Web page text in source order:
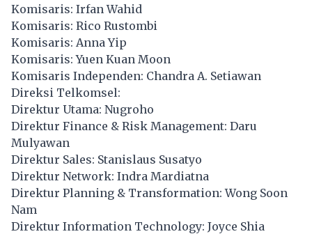
Komisaris: Irfan Wahid
Komisaris: Rico Rustombi
Komisaris: Anna Yip
Komisaris: Yuen Kuan Moon
Komisaris Independen: Chandra A. Setiawan
Direksi Telkomsel:
Direktur Utama: Nugroho
Direktur Finance & Risk Management: Daru
Mulyawan
Direktur Sales: Stanislaus Susatyo
Direktur Network: Indra Mardiatna
Direktur Planning & Transformation: Wong Soon
Nam
Direktur Information Technology: Joyce Shia